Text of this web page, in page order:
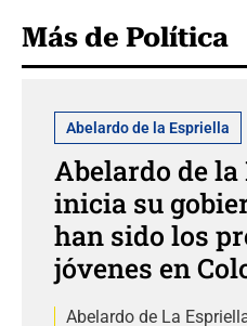
Más de Política
Abelardo de la Espriella
Abelardo de
inicia su
han sido los
jóvenes en
Abelardo de La